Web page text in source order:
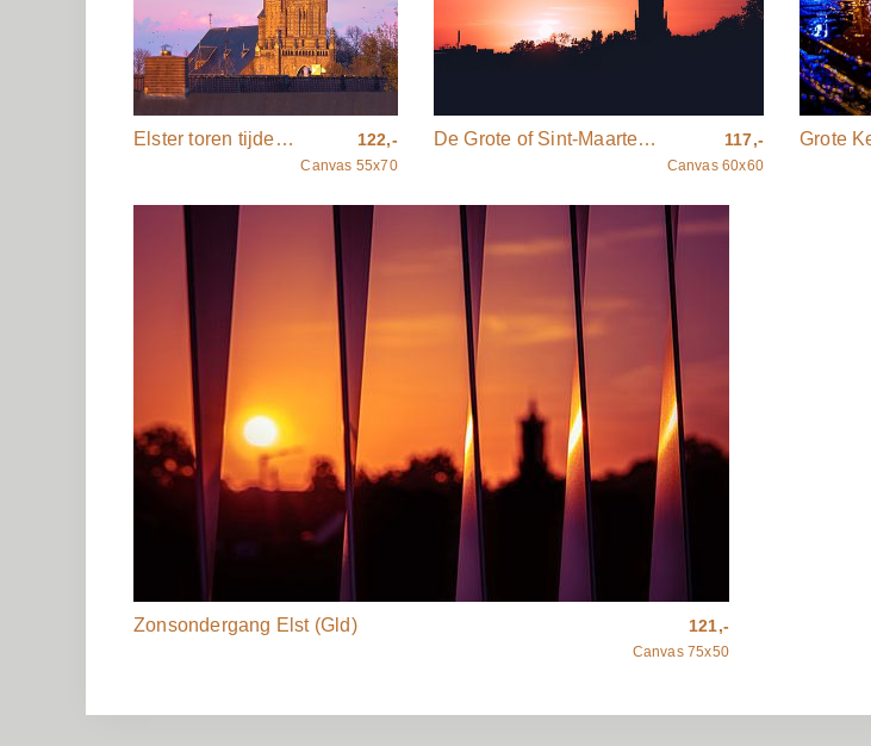
Elster toren tijdens zonsondergang 122,-
Canvas 55x70
De Grote of Sint-Maartenskerk Elst 117,-
Canvas 60x60
Zonsondergang Elst (Gld) 121,-
Canvas 75x50